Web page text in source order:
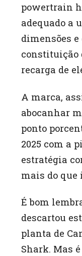
powertrain
adequado a
dimensões
constituição
recarga de
A marca,
abocanhar
ponto
2025 com a
estratégia
mais do que
É bom
descartou
planta de
Shark. Mas